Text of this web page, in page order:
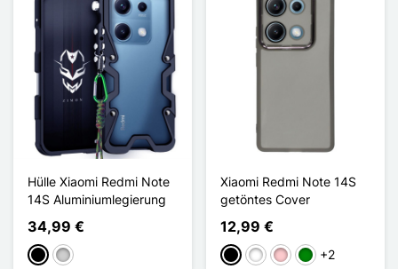
Hülle Xiaomi Redmi Note
14S Aluminiumlegierung
34,99 €
Schwarz
Silber
Xiaomi Redmi Note 14S
getöntes Cover
12,99 €
Schwarz
WeißPinkGrün+2